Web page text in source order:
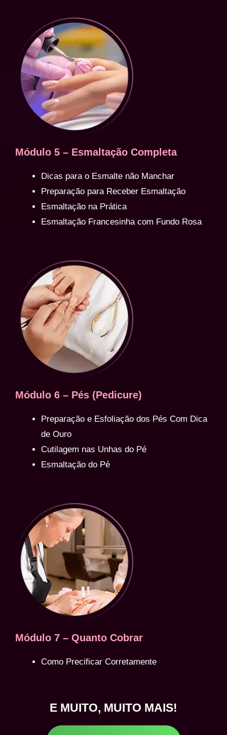
Módulo 5 – Esmaltação Completa
Dicas para o Esmalte não Manchar
Preparação para Receber Esmaltação
Esmaltação na Prática
Esmaltação Francesinha com Fundo Rosa
Módulo 6 – Pés (Pedicure)
Preparação e Esfoliação dos Pés Com Dica
de Ouro
Cutilagem nas Unhas do Pé
Esmaltação do Pé
Módulo 7 – Quanto Cobrar
Como Precificar Corretamente
E MUITO, MUITO MAIS!